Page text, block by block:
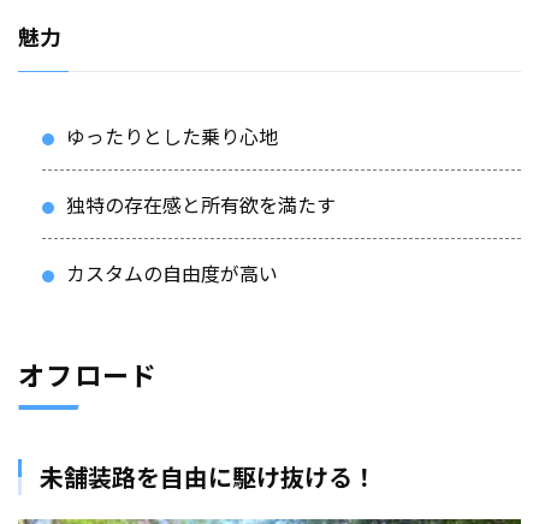
魅力
ゆったりとした乗り心地
独特の存在感と所有欲を満たす
カスタムの自由度が高い
オフロード
未舗装路を自由に駆け抜ける！